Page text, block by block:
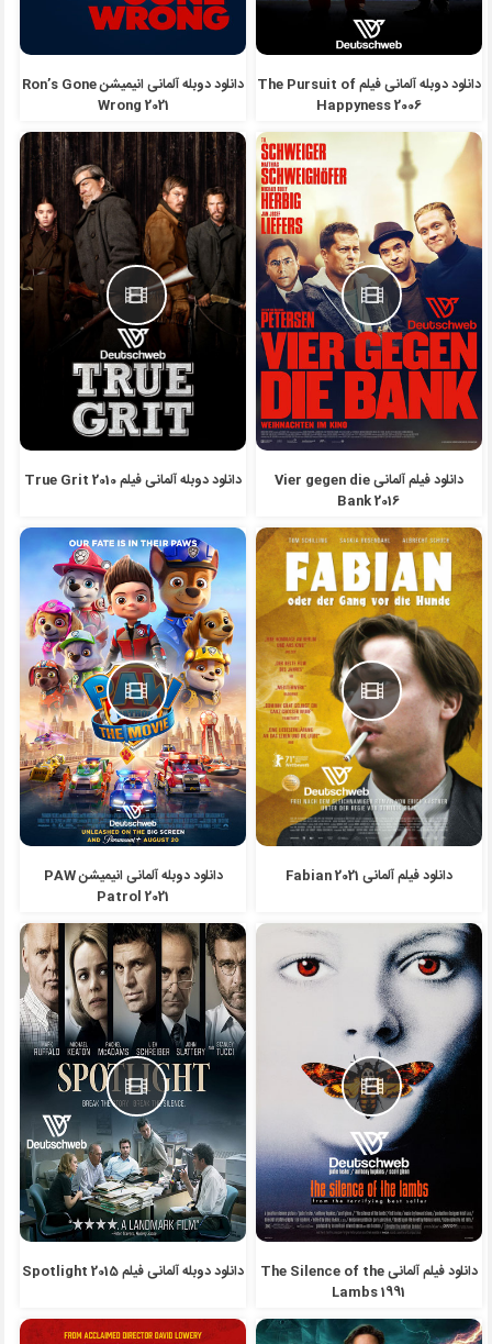
دانلود دوبله آلمانی فیلم The Pursuit of
Happyness 2006
دانلود دوبله آلمانی انیمیشن Ron’s Gone
Wrong 2021
دانلود فیلم آلمانی Vier gegen die
Bank 2016
دانلود دوبله آلمانی فیلم True Grit 2010
دانلود فیلم آلمانی Fabian 2021
دانلود دوبله آلمانی انیمیشن PAW
Patrol 2021
دانلود فیلم آلمانی The Silence of the
Lambs 1991
دانلود دوبله آلمانی فیلم Spotlight 2015